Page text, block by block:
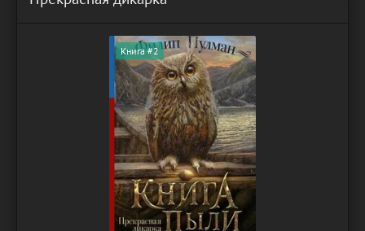
Книга #2